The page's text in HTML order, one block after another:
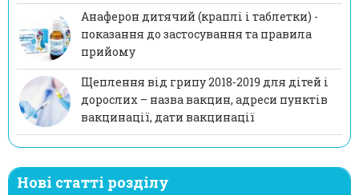
Анаферон дитячий (краплі і таблетки) -
показання до застосування та правила
прийому
Щеплення від грипу 2018-2019 для дітей і
дорослих – назва вакцин, адреси пунктів
вакцинації, дати вакцинації
Нові статті розділу